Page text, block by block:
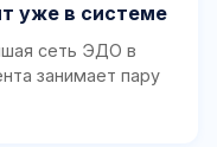
уже в системе
сеть ЭДО в
занимает пару